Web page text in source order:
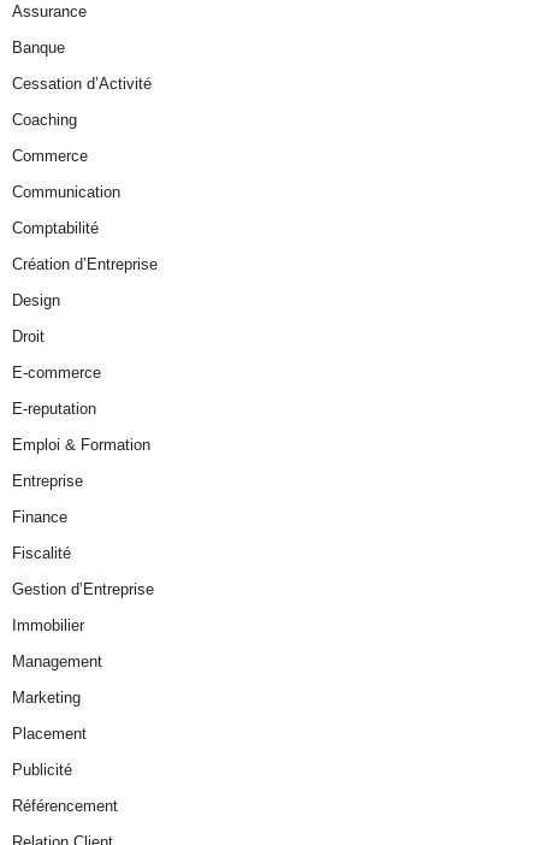
Assurance
Banque
Cessation d’Activité
Coaching
Commerce
Communication
Comptabilité
Création d’Entreprise
Design
Droit
E-commerce
E-reputation
Emploi & Formation
Entreprise
Finance
Fiscalité
Gestion d’Entreprise
Immobilier
Management
Marketing
Placement
Publicité
Référencement